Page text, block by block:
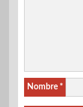
Nombre *